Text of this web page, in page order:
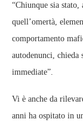
“Chiunque sia
quell’omertà,
comportamento
autodenunci, chieda
immediate”.
Vi è anche da
anni ha ospitato in